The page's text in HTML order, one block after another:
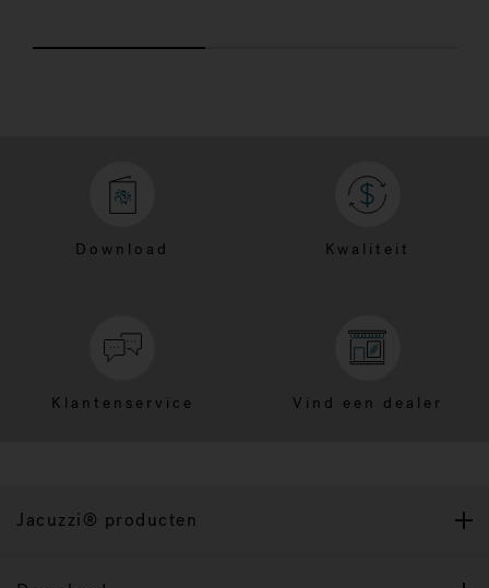
Download Kwaliteit
Klantenservice Vind een dealer
Jacuzzi® producten